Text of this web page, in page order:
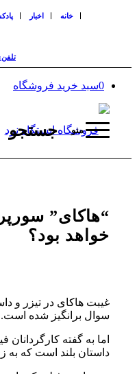
خانه اخبار
تلفن: ۰۲۱۲۲۸۹۶۶۰۴
0سبد خرید فروشگاه
جستجو منو
“هاکای”
خواهد بود؟
غیبت هاکای در تیزر و
سوال برانگیز شده است.
اما به گفته
داستان بلند است که